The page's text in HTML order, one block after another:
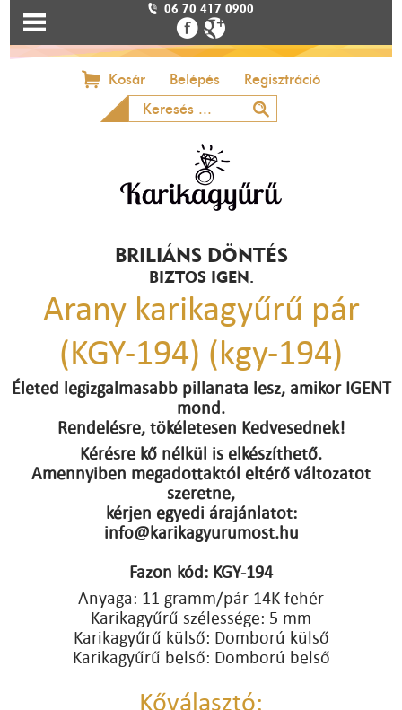
06 70 417 0900
Kosár Belépés Regisztráció
BRILIÁNS DÖNTÉS
BIZTOS IGEN.
Arany karikagyűrű pár
(KGY-194) (kgy-194)
Életed legizgalmasabb pillanata lesz, amikor IGENT
mond.
Rendelésre, tökéletesen Kedvesednek!
Kérésre kő nélkül is elkészíthető.
Amennyiben megadottaktól eltérő változatot
szeretne,
kérjen egyedi árajánlatot:
info@karikagyurumost.hu
Fazon kód: KGY-194
Anyaga: 11 gramm/pár 14K fehér
Karikagyűrű szélessége: 5 mm
Karikagyűrű külső: Domború külső
Karikagyűrű belső: Domború belső
Kőválasztó: